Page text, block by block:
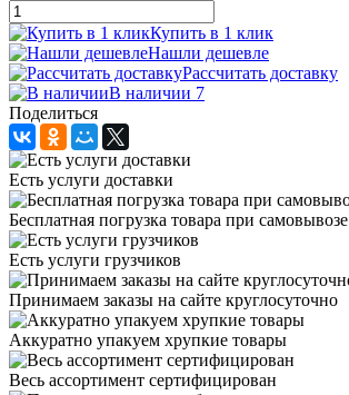
Купить в 1 клик
Нашли дешевле
Рассчитать доставку
В наличии 7
Поделиться
Есть услуги доставки
Бесплатная погрузка товара при самовывозе
Есть услуги грузчиков
Принимаем заказы на сайте круглосуточно
Аккуратно упакуем хрупкие товары
Весь ассортимент сертифицирован